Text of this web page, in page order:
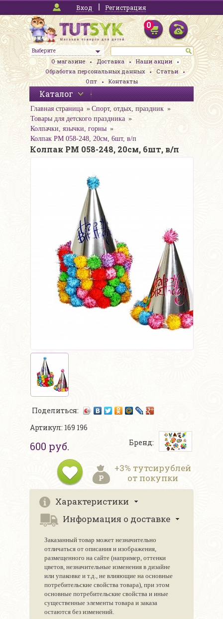
Вход Регистрация
Выберите
0
О магазине Доставка
Наши акции
Обработка персональных данных
Статьи
Опт
Контакты
Каталог
Главная страница
Спорт, отдых, праздник
Товары для детского праздника
Колпачки, язычки, горны
Колпак PM 058-248, 20см, 6шт, в/п
Колпак PM 058-248, 20см, 6шт, в/п
Поделиться:
Артикул: 169 196
600 руб. Бренд:
+3% тутсирублей
от покупки
Характеристики
Информация о доставке
Заказанный товар может незначительно
отличаться от описания и изображения,
размещенного на сайте (например, оттенки
цветов, незначительные изменения в дизайне
или упаковке и т.д., не влияющие на основные
потребительские свойства товара), при этом
основные потребительские свойства и иные
существенные элементы товара и заказа
остаются без изменений.